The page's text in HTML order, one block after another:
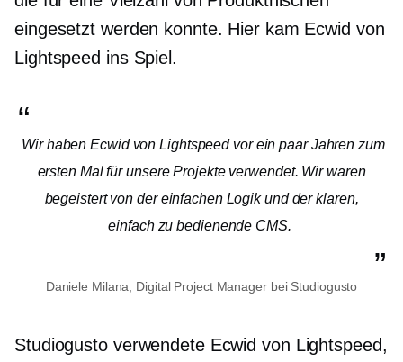
eingesetzt werden konnte. Hier kam Ecwid von
Lightspeed ins Spiel.
Wir haben Ecwid von Lightspeed vor ein paar Jahren zum
ersten Mal für unsere Projekte verwendet. Wir waren
begeistert von der einfachen Logik und der klaren,
einfach zu bedienende CMS.
Daniele Milana, Digital Project Manager bei Studiogusto
Studiogusto verwendete Ecwid von Lightspeed,